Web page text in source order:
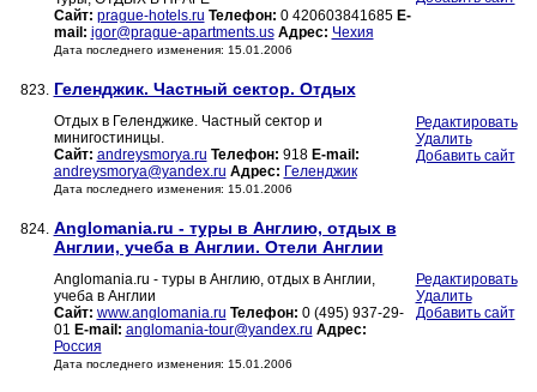
Сайт: prague-hotels.ru Телефон: 0 420603841685 E-
mail: igor@prague-apartments.us Адрес: Чехия
Дата последнего изменения: 15.01.2006
823. Геленджик. Частный сектор. Отдых
Отдых в Геленджике. Частный сектор и
минигостиницы.
Сайт: andreysmorya.ru Телефон: 918 E-mail:
andreysmorya@yandex.ru Адрес: Геленджик
Дата последнего изменения: 15.01.2006
Редактировать
Удалить
Добавить сайт
824. Anglomania.ru - туры в Англию, отдых в
Англии, учеба в Англии. Отели Англии
Anglomania.ru - туры в Англию, отдых в Англии,
учеба в Англии
Сайт: www.anglomania.ru Телефон: 0 (495) 937-29-
01 E-mail: anglomania-tour@yandex.ru Адрес:
Россия
Дата последнего изменения: 15.01.2006
Редактировать
Удалить
Добавить сайт